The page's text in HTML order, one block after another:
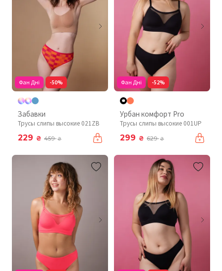
Фан Дні -50%
Забавки
Трусы слипы высокие 021ZB
229 ₴ 459₴
Фан Дні -52%
Урбан комфорт Pro
Трусы слипы высокие 001UP
299 ₴ 629₴